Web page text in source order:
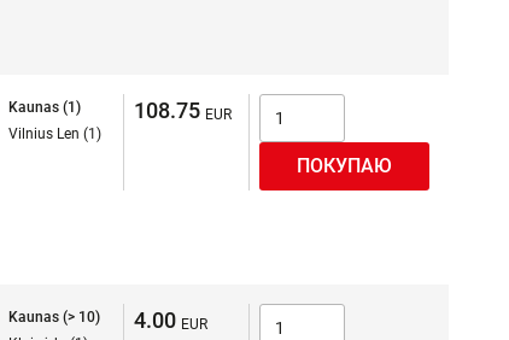
Kaunas (1)
Vilnius Len (1)
108.75
Kaunas (> 10)
4.00